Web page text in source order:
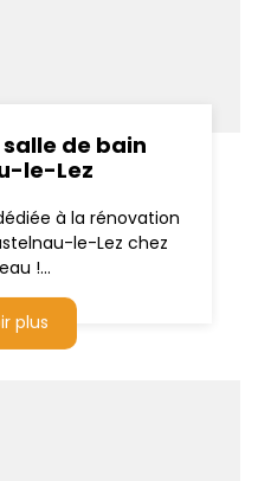
de bain
le-Lez
à la rénovation
le-Lez chez
!...
plus